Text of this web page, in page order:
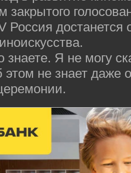
закрытого
Россия достанется
знаете. Я не могу
этом не знает